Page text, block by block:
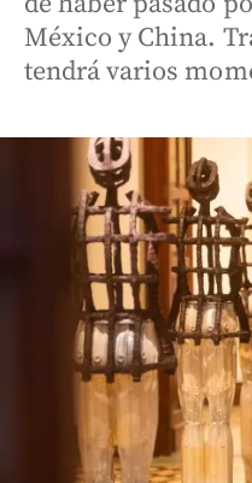
México y China.
tendrá varios